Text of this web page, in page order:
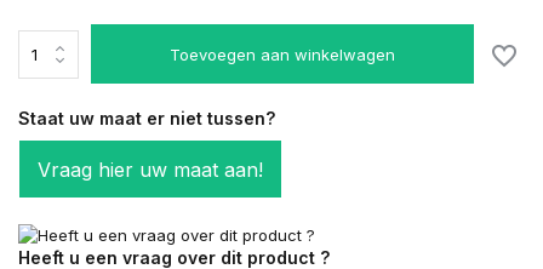
Toevoegen aan winkelwagen
Staat uw maat er niet tussen?
Vraag hier uw maat aan!
Heeft u een vraag over dit product ?